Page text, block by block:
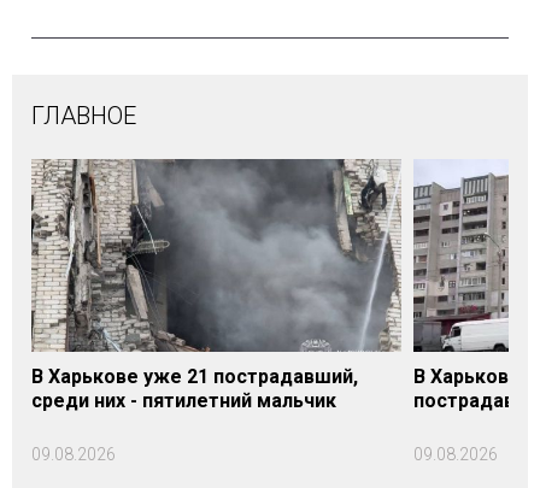
ГЛАВНОЕ
В Харькове уже 21 пострадавший,
среди них - пятилетний мальчик
09.08.2026
В Харькове
09.08.2026